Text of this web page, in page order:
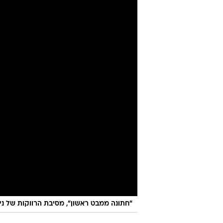
"חתונה ממבט ראשון", מסיבת הרווקות של